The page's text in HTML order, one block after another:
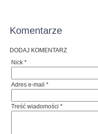
Komentarze
DODAJ KOMENTARZ
Nick *
Adres e-mail *
Treść wiadomości *